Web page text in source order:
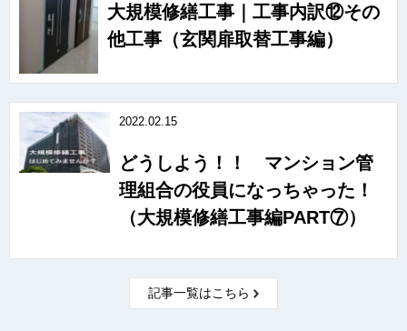
大規模修繕工事｜工事内訳⑫その
他工事（玄関扉取替工事編）
2022.02.15
どうしよう！！ マンション管
理組合の役員になっちゃった！
（大規模修繕工事編PART⑦）
記事一覧はこちら